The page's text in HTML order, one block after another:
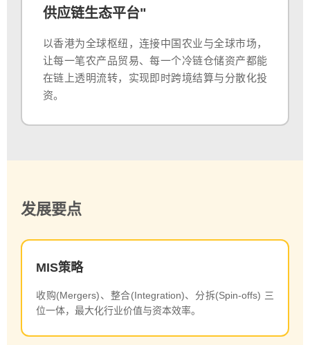
供应链生态平台"
以香港为全球枢纽，连接中国农业与全球市场，
让每一笔农产品贸易、每一个冷链仓储资产都能
在链上透明流转，实现即时跨境结算与分散化投
资。
发展要点
MIS策略
收购(Mergers)、整合(Integration)、分拆(Spin-offs) 三
位一体，最大化行业价值与资本效率。